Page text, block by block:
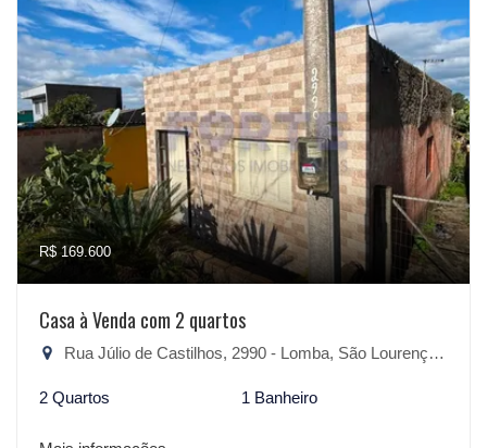
R$ 169.600
Casa à Venda com 2 quartos
Rua Júlio de Castilhos, 2990 - Lomba, São Lourenço do Sul-RS
2 Quartos 1 Banheiro